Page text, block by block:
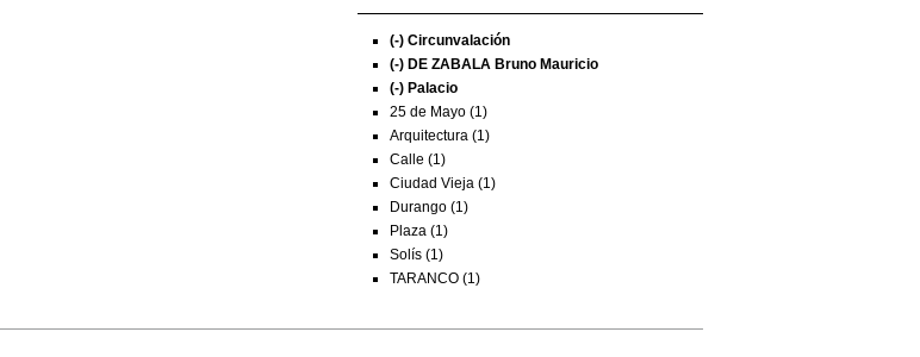
(-) Circunvalación
(-) DE ZABALA Bruno Mauricio
(-) Palacio
25 de Mayo (1)
Arquitectura (1)
Calle (1)
Ciudad Vieja (1)
Durango (1)
Plaza (1)
Solís (1)
TARANCO (1)